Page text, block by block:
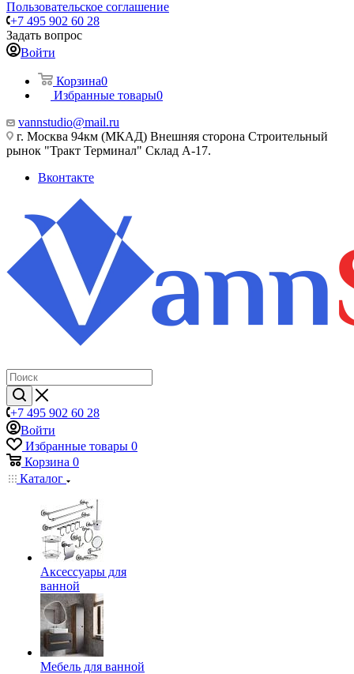
Пользовательское соглашение
+7 495 902 60 28
Задать вопрос
Войти
Корзина0
Избранные товары0
vannstudio@mail.ru
г. Москва 94км (МКАД) Внешняя сторона Строительный
рынок "Тракт Терминал" Склад А-17.
Вконтакте
+7 495 902 60 28
Войти
Избранные товары 0
Корзина 0
Каталог
Аксессуары для
ванной
Мебель для ванной